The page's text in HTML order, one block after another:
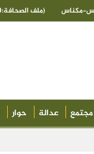
مكناس (ملف الصحافة:12/2020)
مجتمع عدالة حوار